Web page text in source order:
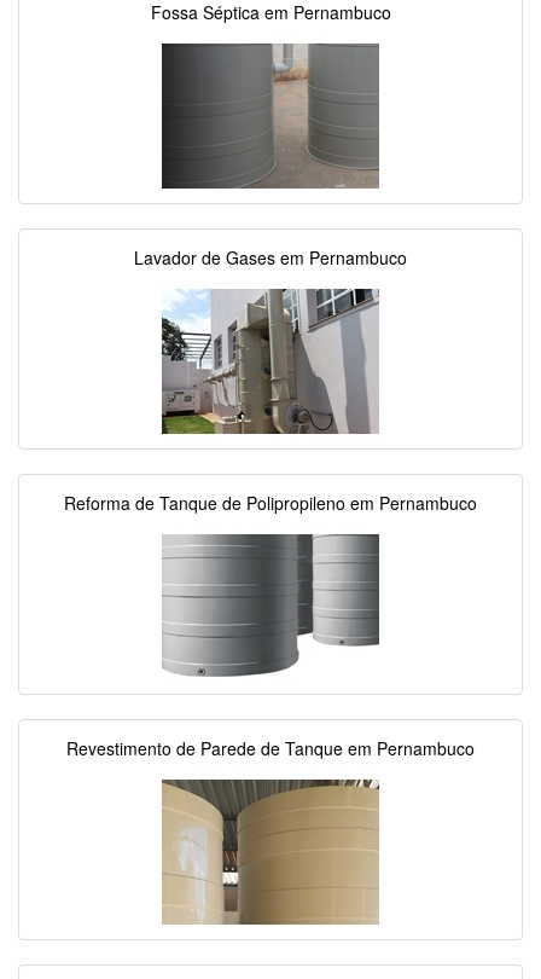
Fossa Séptica em Pernambuco
Lavador de Gases em Pernambuco
Reforma de Tanque de Polipropileno em Pernambuco
Revestimento de Parede de Tanque em Pernambuco